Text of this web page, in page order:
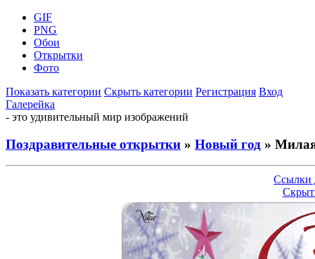
GIF
PNG
Обои
Открытки
Фото
Показать категории Скрыть категории Регистрация Вход
Галерейка
- это удивительный мир изображений
Поздравительные открытки » Новый год »
Ссылки